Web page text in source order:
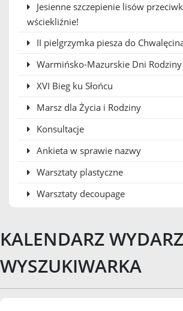
Jesienne szczepienie lisów
wściekliźnie!
II pielgrzymka piesza do
Warmińsko-Mazurskie Dni Rodziny
XVI Bieg ku Słońcu
Marsz dla Życia i Rodziny
Konsultacje
Ankieta w sprawie nazwy
Warsztaty plastyczne
Warsztaty decoupage
KALENDARZ
WYSZUKIWARKA